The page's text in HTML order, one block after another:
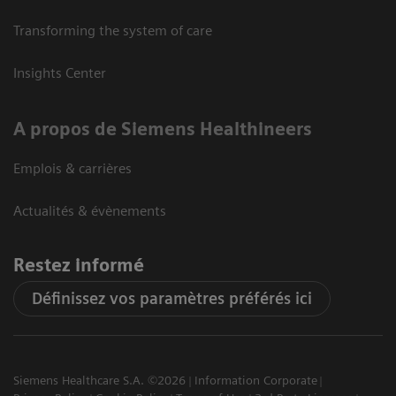
Transforming the system of care
Insights Center
A propos de Siemens Healthineers
Emplois & carrières
Actualités & évènements
Restez informé
Définissez vos paramètres préférés ici
Siemens Healthcare S.A. ©2026
Information Corporate